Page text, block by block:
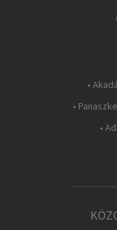
•
•
•